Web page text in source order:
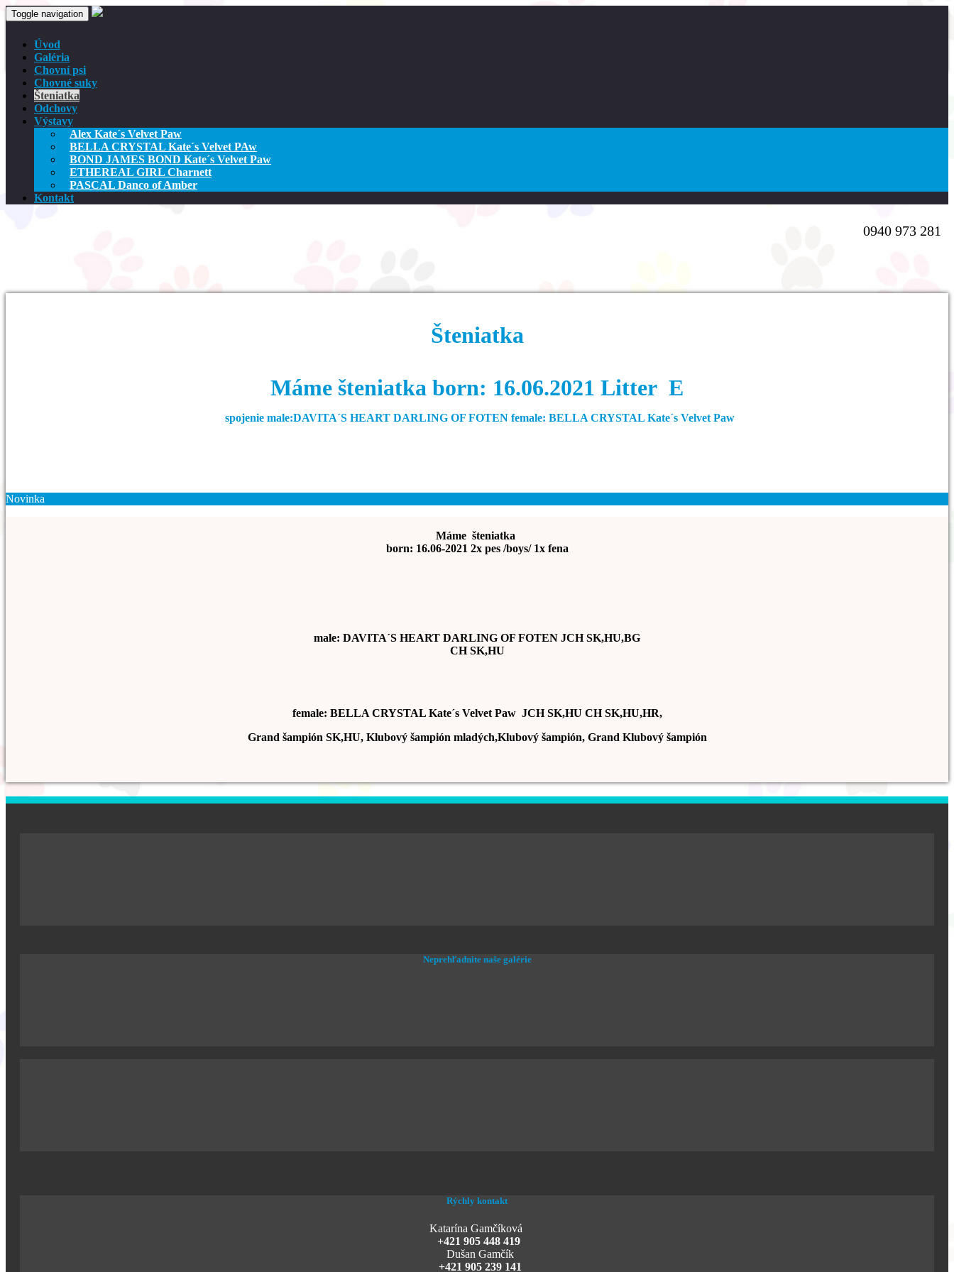
Toggle navigation
Úvod
Galéria
Chovní psi
Chovné suky
Šteniatka
Odchovy
Výstavy
Alex Kate´s Velvet Paw
BELLA CRYSTAL Kate´s Velvet PAw
BOND JAMES BOND Kate´s Velvet Paw
ETHEREAL GIRL Charnett
PASCAL Danco of Amber
Kontakt
0940 973 281
Šteniatka
Máme šteniatka born: 16.06.2021 Litter E
spojenie male:DAVITA´S HEART DARLING OF FOTEN female: BELLA CRYSTAL Kate´s Velvet Paw
Novinka
Máme šteniatka
born: 16.06-2021 2x pes /boys/ 1x fena
male: DAVITA´S HEART DARLING OF FOTEN JCH SK,HU,BG
CH SK,HU
female: BELLA CRYSTAL Kate´s Velvet Paw JCH SK,HU CH SK,HU,HR,
Grand šampión SK,HU, Klubový šampión mladých,Klubový šampión, Grand Klubový šampión
Neprehľadnite naše galérie
Rýchly kontakt
Katarína Gamčíková
+421 905 448 419
Dušan Gamčík
+421 905 239 141